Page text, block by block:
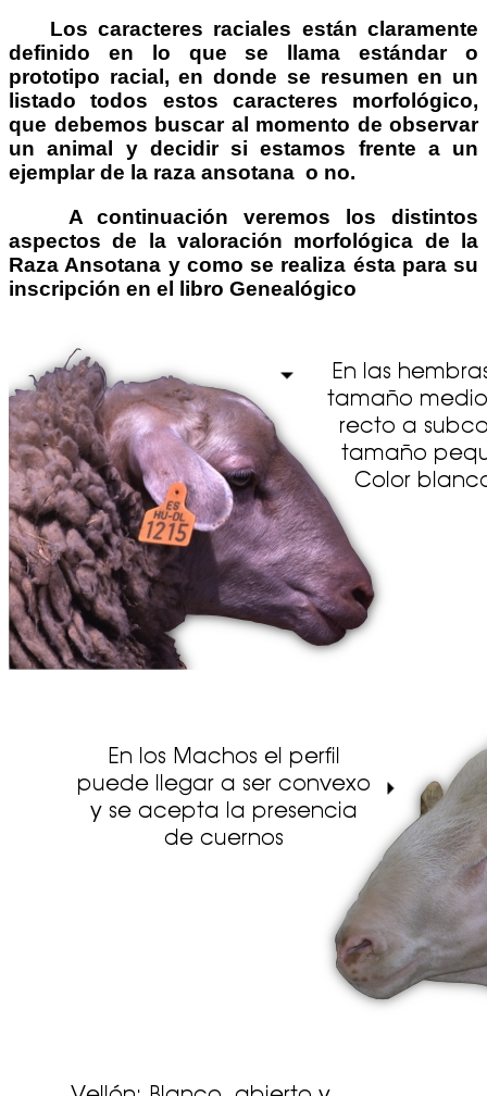
Los caracteres raciales están claramente
definido en lo que se llama estándar o
prototipo racial, en donde se resumen en un
listado todos estos caracteres morfológico,
que debemos buscar al momento de observar
un animal y decidir si estamos frente a un
ejemplar de la raza ansotana o no.
A continuación veremos los distintos
aspectos de la valoración morfológica de
la
Raza Ansotana y como se realiza ésta para su
inscripción en el libro Genealógico